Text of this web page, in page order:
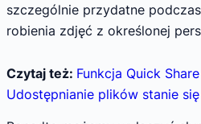
szczególnie przydatne
robienia zdjęć z określonej
Czytaj też: Funkcja Quick
Udostępnianie plików stanie